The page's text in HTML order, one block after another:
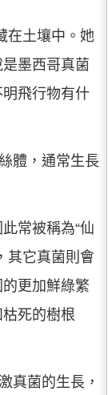
在土壤中。她
墨西哥真菌
飛行物有什
體，通常生長
常被稱為“仙
其它真菌則會
更加鮮綠繁
死的樹根
真菌的生長，